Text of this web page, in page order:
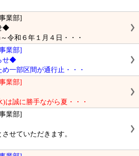
業部]
◆
令和６年１月４日・・・
業部]
せ◆
一部区間が通行止・・・
業部]
は誠に勝手ながら夏・・・
業部]
せていただきます。